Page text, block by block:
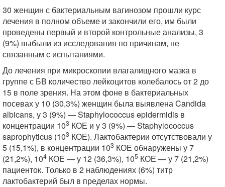
30 женщин с бактериальным вагинозом прошли курс
лечения в полном объеме и закончили его, им были
проведены первый и второй контрольные анализы, 3
(9%) выбыли из исследования по причинам, не
связанным с испытаниями.
До лечения при микроскопии влагалищного мазка в
группе с БВ количество лейкоцитов колебалось от 2 до
15 в поле зрения. На этом фоне в бактериальных
посевах у 10 (30,3%) женщин была выявлена Candida
albicans, у 3 (9%) — Staphylococcus epidermidis в
концентрации 103 КОЕ и у 3 (9%) — Staphylococcus
saprophyticus (103 КОЕ). Лактобактерии отсутствовали у
5 (15,1%), в концентрации 103 КОЕ обнаружены у 7
(21,2%), 104 КОЕ — у 12 (36,3%), 105 КОЕ — у 7 (21,2%)
пациенток. Только в 2 наблюдениях (6%) титр
лактобактерий был в пределах нормы.